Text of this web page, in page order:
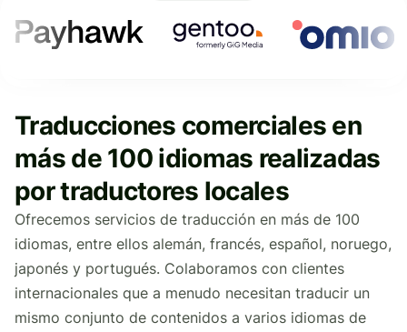
Traducciones comerciales en
más de 100 idiomas realizadas
por traductores locales
Ofrecemos servicios de traducción en más de 100
idiomas, entre ellos alemán, francés, español, noruego,
japonés y portugués. Colaboramos con clientes
internacionales que a menudo necesitan traducir un
mismo conjunto de contenidos a varios idiomas de